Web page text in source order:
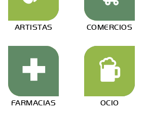
ARTISTAS COMERCIOS
FARMACIAS OCIO